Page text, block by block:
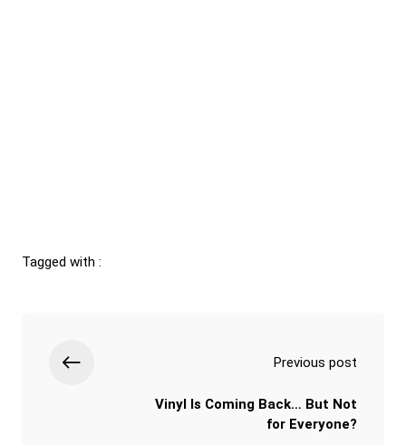
Tagged with :
Previous post
Vinyl Is Coming Back… But Not
for Everyone?